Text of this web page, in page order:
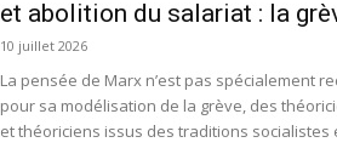
et abolition du salariat : la
10 juillet 2026
La pensée de Marx n’est pas spécialement
pour sa modélisation de la grève, des
et théoriciens issus des traditions socialistes